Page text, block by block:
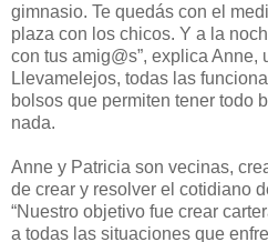
gimnasio. Te quedás con el
plaza con los chicos. Y a la
con tus amig@s”, explica Anne,
Llevamelejos, todas las
bolsos que permiten tener todo
nada.
Anne y Patricia son vecinas,
de crear y resolver el cotidiano
“Nuestro objetivo fue crear
a todas las situaciones que